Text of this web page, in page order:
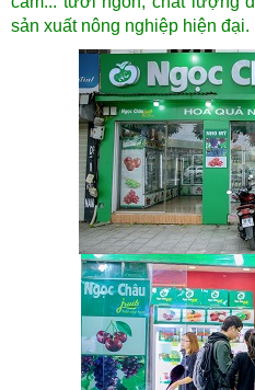
sản xuất nông nghiệp hiện đại.